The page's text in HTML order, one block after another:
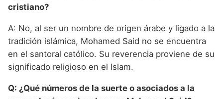
cristiano?
A: No, al ser un nombre de origen árabe y ligado a la
tradición islámica, Mohamed Said no se encuentra
en el santoral católico. Su reverencia proviene de su
significado religioso en el Islam.
Q: ¿Qué números de la suerte o asociados a la